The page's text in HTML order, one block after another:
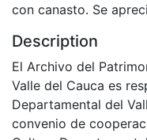
con canasto. Se
Description
El Archivo del
Valle del Cauca es
Departamental del
convenio de